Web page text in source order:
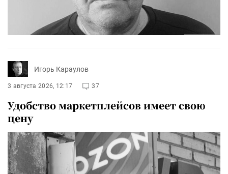
Игорь Караулов
3 августа 2026, 12:17 37
Удобство маркетплейсов имеет свою
цену